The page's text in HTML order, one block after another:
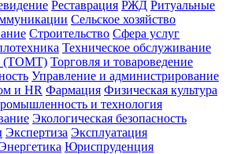
Реставрация РЖД Ритуальные
Сельское хозяйство
Строительство Сфера услуг
Техническое обслуживание
(ТОМТ) Торговля и товароведение
Управление и администрирование
и HR Фармация Физическая культура
и технология
Экологическая безопасность
Экспертиза Эксплуатация
Юриспруденция